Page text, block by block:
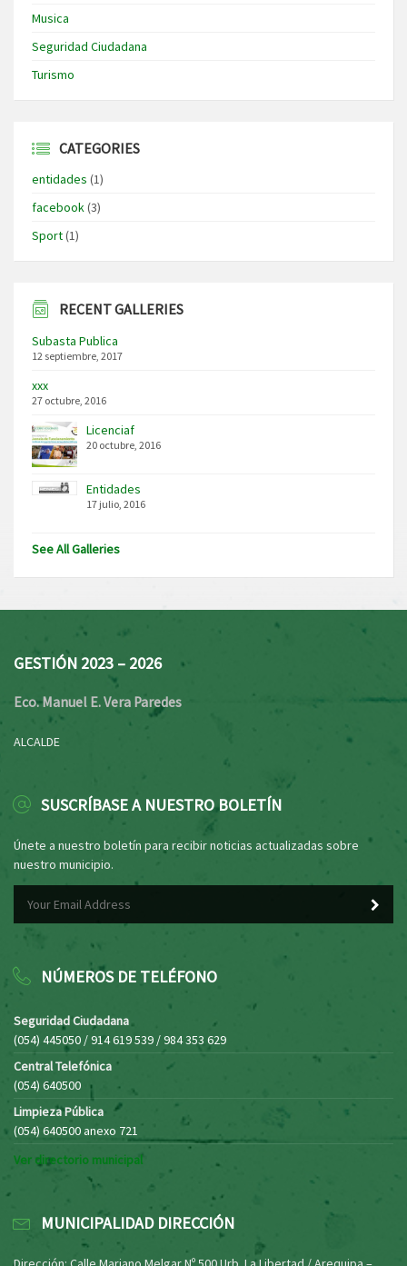
Musica
Seguridad Ciudadana
Turismo
CATEGORIES
entidades (1)
facebook(3)
Sport(1)
RECENT GALLERIES
Subasta Publica
12 septiembre, 2017
xxx
27 octubre, 2016
Licenciaf
20 octubre, 2016
Entidades
17 julio, 2016
See All Galleries
GESTIÓN 2023 – 2026
Eco. Manuel E. Vera Paredes
ALCALDE
SUSCRÍBASE A NUESTRO BOLETÍN
Únete a nuestro boletín para recibir noticias actualizadas sobre
nuestro municipio.
NÚMEROS DE TELÉFONO
Seguridad Ciudadana
(054) 445050 / 914 619 539 / 984 353 629
Central Telefónica
(054) 640500
Limpieza Pública
(054) 640500 anexo 721
Ver directorio municipal
MUNICIPALIDAD DIRECCIÓN